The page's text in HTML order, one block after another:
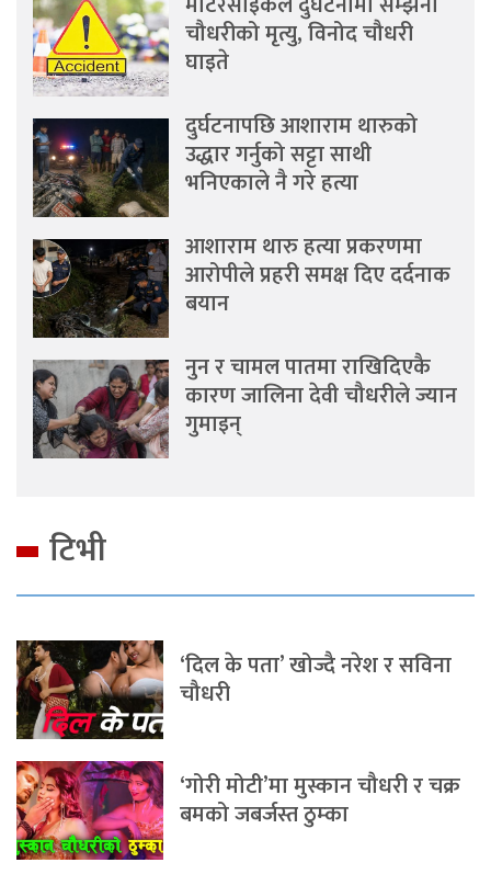
चौधरीको मृत्यु, विनोद चौधरी
घाइते
दुर्घटनापछि आशाराम थारुको
उद्धार गर्नुको सट्टा साथी
भनिएकाले नै गरे हत्या
आशाराम थारु हत्या प्रकरणमा
आरोपीले प्रहरी समक्ष दिए दर्दनाक
बयान
नुन र चामल पातमा राखिदिएकै
कारण जालिना देवी चौधरीले ज्यान
गुमाइन्
टिभी
‘दिल के पता’ खोज्दै नरेश र सविना
चौधरी
‘गोरी मोटी’मा मुस्कान चौधरी र चक्र
बमको जबर्जस्त ठुम्का